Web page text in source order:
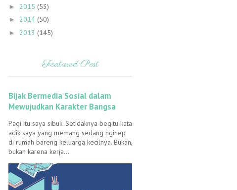
► 2015 (53)
► 2014 (50)
► 2013 (145)
Featured Post
Bijak Bermedia Sosial dalam
Mewujudkan Karakter Bangsa
Pagi itu saya sibuk. Setidaknya begitu kata
adik saya yang memang sedang nginep
di rumah bareng keluarga kecilnya. Bukan,
bukan karena kerja...